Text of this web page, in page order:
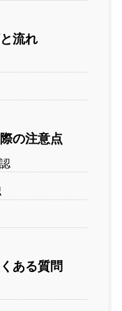
流れ
の注意点
ある質問